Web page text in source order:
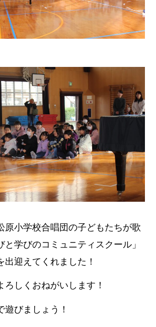
原小学校合唱団の子どもたちが歌
と学びのコミュニティスクール」
出迎えてくれました！
ろしくおねがいします！
遊びましょう！